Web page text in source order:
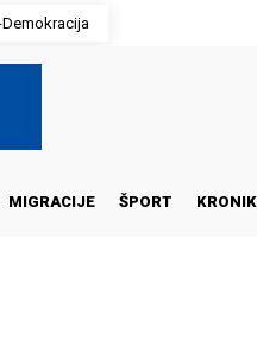
Demokracija
MIGRACIJE ŠPORT